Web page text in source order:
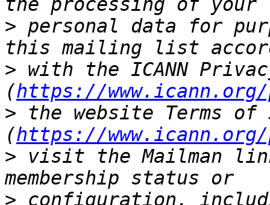
> personal data for
> with the ICANN
(https://
> the website Terms of
(https://
> visit the Mailman
> configuration,